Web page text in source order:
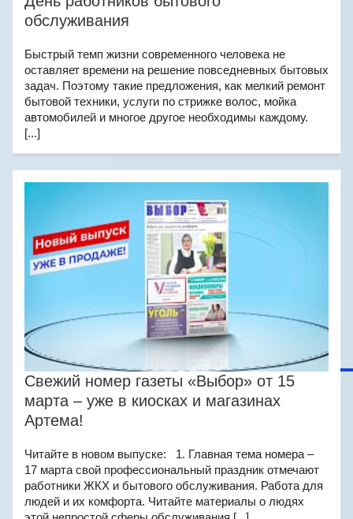
обслуживания
Быстрый темп жизни современного человека не
оставляет времени на решение повседневных бытовых
задач. Поэтому такие предложения, как мелкий ремонт
бытовой техники, услуги по стрижке волос, мойка
автомобилей и многое другое необходимы каждому.
[...]
Свежий номер газеты «Выбор» от 15
марта – уже в киосках и магазинах
Артема!
Читайте в новом выпуске: 1. Главная тема номера –
17 марта свой профессиональный праздник отмечают
работники ЖКХ и бытового обслуживания. Работа для
людей и их комфорта. Читайте материалы о людях